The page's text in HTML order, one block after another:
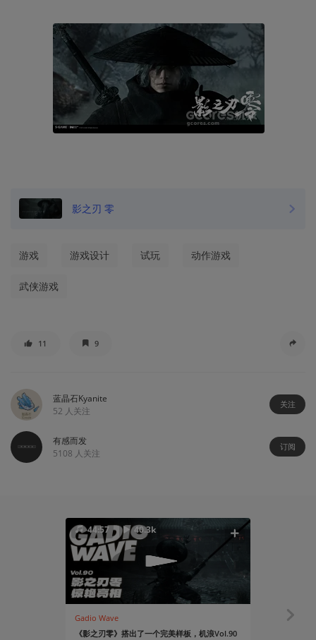
影之刃 零
游戏 游戏设计 试玩 动作游戏
武侠游戏
11 9
蓝晶石Kyanite
52 人关注
关注
有感而发
5108 人关注
订阅
44:57 40.3k
Gadio Wave
《影之刃零》搭出了一个完美样板，机浪Vol.90
官方活动